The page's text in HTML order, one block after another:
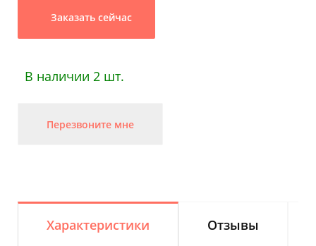
Заказать сейчас
В наличии 2 шт.
Перезвоните мне
Характеристики Отзывы